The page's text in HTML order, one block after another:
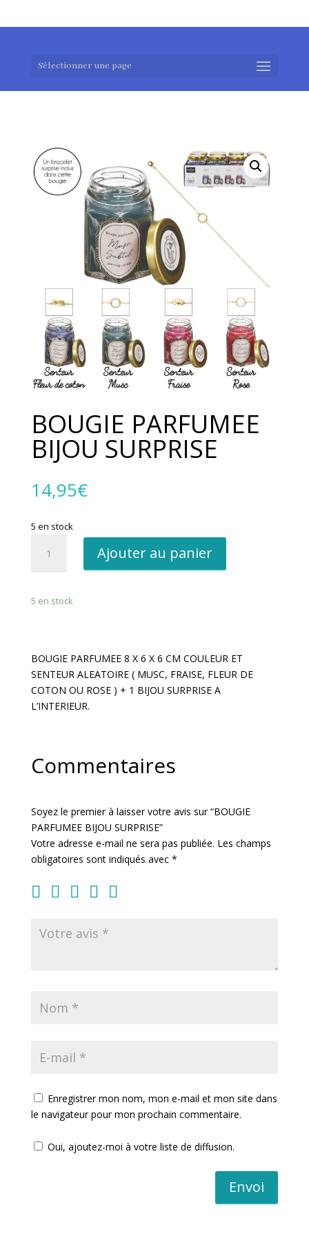
Sélectionner une page
BOUGIE PARFUMEE
BIJOU SURPRISE
14,95€
5 en stock
BIJOU
Ajouter au panier
5 en stock
BOUGIE PARFUMEE 8 X 6 X 6 CM COULEUR ET
SENTEUR ALEATOIRE ( MUSC, FRAISE, FLEUR DE
COTON OU ROSE ) + 1 BIJOU SURPRISE A
L’INTERIEUR.
Commentaires
Soyez le premier à laisser votre avis sur “BOUGIE
PARFUMEE BIJOU SURPRISE”
Votre adresse e-mail ne sera pas publiée. Les champs
obligatoires sont indiqués avec *
Enregistrer mon nom, mon e-mail et mon site dans
le navigateur pour mon prochain commentaire.
Oui, ajoutez-moi à votre liste de diffusion.
Envoi